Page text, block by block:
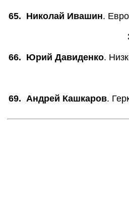
65. Николай Ивашин.
66. Юрий Давиденко.
69. Андрей Кашкаров.